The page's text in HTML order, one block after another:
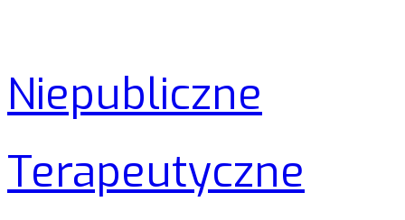
Niepubliczne
Terapeutyczne